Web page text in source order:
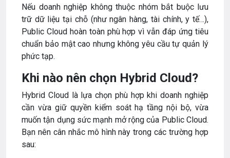
Nếu doanh nghiệp không thuộc nhóm bắt buộc lưu
trữ dữ liệu tại chỗ (như ngân hàng, tài chính, y tế…),
Public Cloud hoàn toàn phù hợp vì vẫn đáp ứng tiêu
chuẩn bảo mật cao nhưng không yêu cầu tự quản lý
phức tạp.
Khi nào nên chọn Hybrid Cloud?
Hybrid Cloud là lựa chọn phù hợp khi doanh nghiệp
cần vừa giữ quyền kiểm soát hạ tầng nội bộ, vừa
muốn tận dụng sức mạnh mở rộng của Public Cloud.
Bạn nên cân nhắc mô hình này trong các trường hợp
sau: